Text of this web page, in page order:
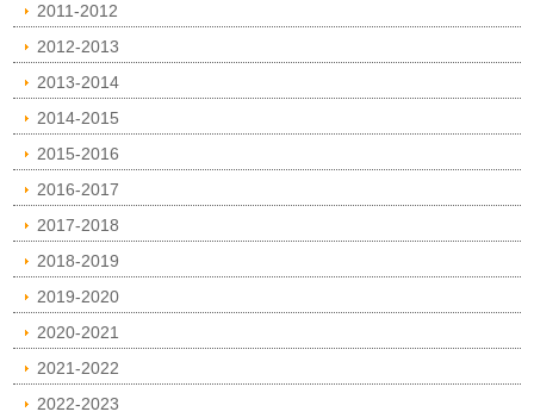
2011-2012
2012-2013
2013-2014
2014-2015
2015-2016
2016-2017
2017-2018
2018-2019
2019-2020
2020-2021
2021-2022
2022-2023